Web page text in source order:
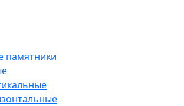
памятники